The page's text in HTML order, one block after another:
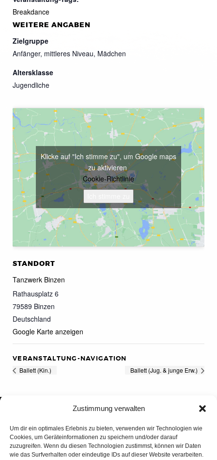
Zustimmung verwalten
Um dir ein optimales Erlebnis zu bieten, verwenden wir Technologien wie
Cookies, um Geräteinformationen zu speichern und/oder darauf
zuzugreifen. Wenn du diesen Technologien zustimmst, können wir Daten
wie das Surfverhalten oder eindeutige IDs auf dieser Website verarbeiten.
Breakdance
WEITERE ANGABEN
Zielgruppe
Anfänger, mittleres Niveau, Mädchen
Altersklasse
Jugendliche
STANDORT
Tanzwerk Binzen
Rathausplatz 6
79589 Binzen
Deutschland
Google Karte anzeigen
Klicke auf "Ich stimme zu", um Google maps
zu aktivieren
Cookie-Richtlinie
VERANSTALTUNG-NAVIGATION
Ballett (Kin.) Ballett (Jug. & junge Erw.)